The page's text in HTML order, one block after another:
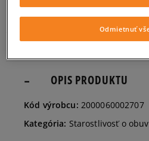
OPIS PRODUKTU
Kód výrobcu: 2000060002707
Kategória: Starostlivosť o obuv
Odmietnuť